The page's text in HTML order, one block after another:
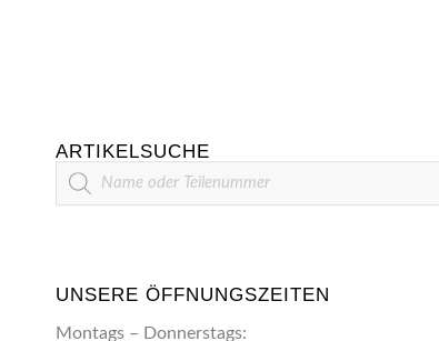
ARTIKELSUCHE
Artikelsuche
UNSERE ÖFFNUNGSZEITEN
Montags – Donnerstags: